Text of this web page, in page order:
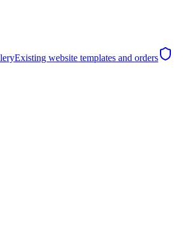
Existing website templates and orders